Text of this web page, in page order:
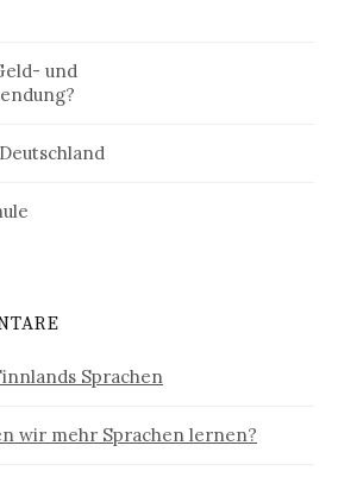
und
Sprachen
wir mehr Sprachen lernen?